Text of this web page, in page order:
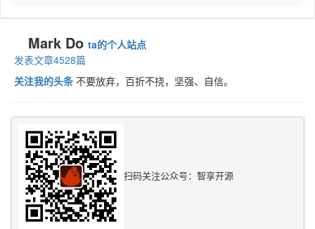
Mark Do ta的个人站点
发表文章4528篇
关注我的头条 不要放弃，百折不挠，坚强、自信。
扫码关注公众号：智享开源